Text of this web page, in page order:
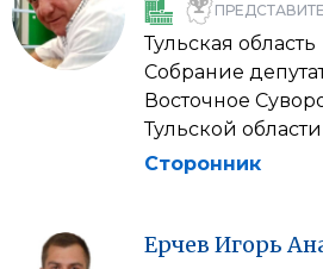
Тульская область
Собрание
Восточное
Тульской области
Сторонник
Ерчев Игорь